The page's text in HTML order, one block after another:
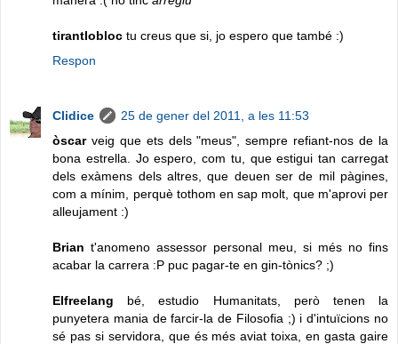
tirantlobloc tu creus que si, jo espero que també :)
Respon
Clidice
25 de gener del 2011, a les 11:53
òscarveig que ets dels "meus", sempre refiant-nos de la
bona estrella. Jo espero, com tu, que estigui tan carregat
dels exàmens dels altres, que deuen ser de mil pàgines,
com a mínim, perquè tothom en sap molt, que m'aprovi per
alleujament :)
Brian t'anomeno assessor personal meu, si més no fins
acabar la carrera :P puc pagar-te en gin-tònics? ;)
Elfreelang bé, estudio Humanitats, però tenen la
punyetera mania de farcir-la de Filosofia ;) i d'intuïcions no
sé pas si servidora, que és més aviat toixa, en gasta gaire